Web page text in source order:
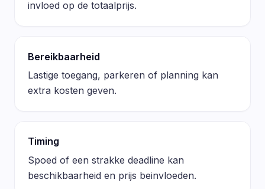
invloed op de totaalprijs.
Bereikbaarheid
Lastige toegang, parkeren of planning kan
extra kosten geven.
Timing
Spoed of een strakke deadline kan
beschikbaarheid en prijs beinvloeden.